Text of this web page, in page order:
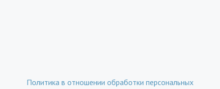
Политика в отношении обработки персональных